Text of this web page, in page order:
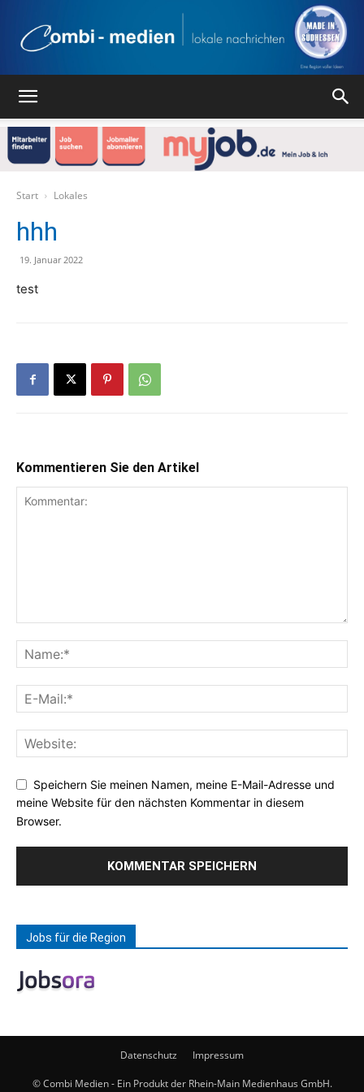
Start Lokales
hhh
19. Januar 2022
test
Kommentieren Sie den Artikel
Speichern Sie meinen Namen, meine E-Mail-Adresse und
meine Website für den nächsten Kommentar in diesem
Browser.
Jobs für die Region
Datenschutz Impressum
© Combi Medien - Ein Produkt der Rhein-Main Medienhaus GmbH.